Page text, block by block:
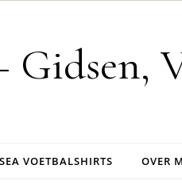
Gidsen,
VOETBALSHIRTS OVER